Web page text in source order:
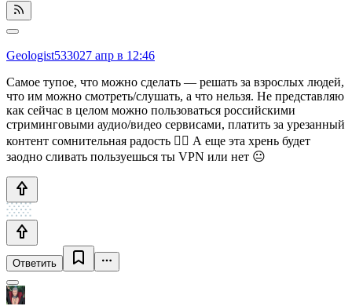
Geologist533027 апр в 12:46
Самое тупое, что можно сделать — решать за взрослых людей,
что им можно смотреть/слушать, а что нельзя. Не представляю
как сейчас в целом можно пользоваться российскими
стриминговыми аудио/видео сервисами, платить за урезанный
контент сомнительная радость 🤷‍♂️ А еще эта хрень будет
заодно сливать пользуешься ты VPN или нет 😐
Ответить